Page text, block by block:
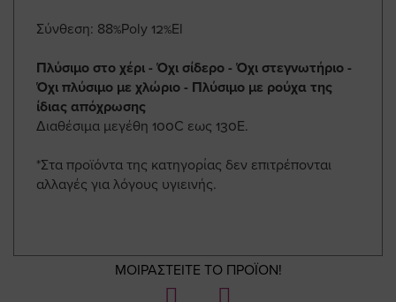
Σύνθεση: 88%Poly 12%El
Πλύσιμο στο χέρι - Όχι σίδερο - Όχι στεγνωτήριο -
Όχι πλύσιμο με χλώριο - Πλύσιμο με ρούχα της
ίδιας απόχρωσης
Διαθέσιμα μεγέθη 100C εως 130E.
*Στα προϊόντα της κατηγορίας δεν επιτρέπονται
αλλαγές για λόγους υγιεινής.
ΜΟΙΡΑΣΤΕΙΤΕ ΤΟ ΠΡΟΪΟΝ!